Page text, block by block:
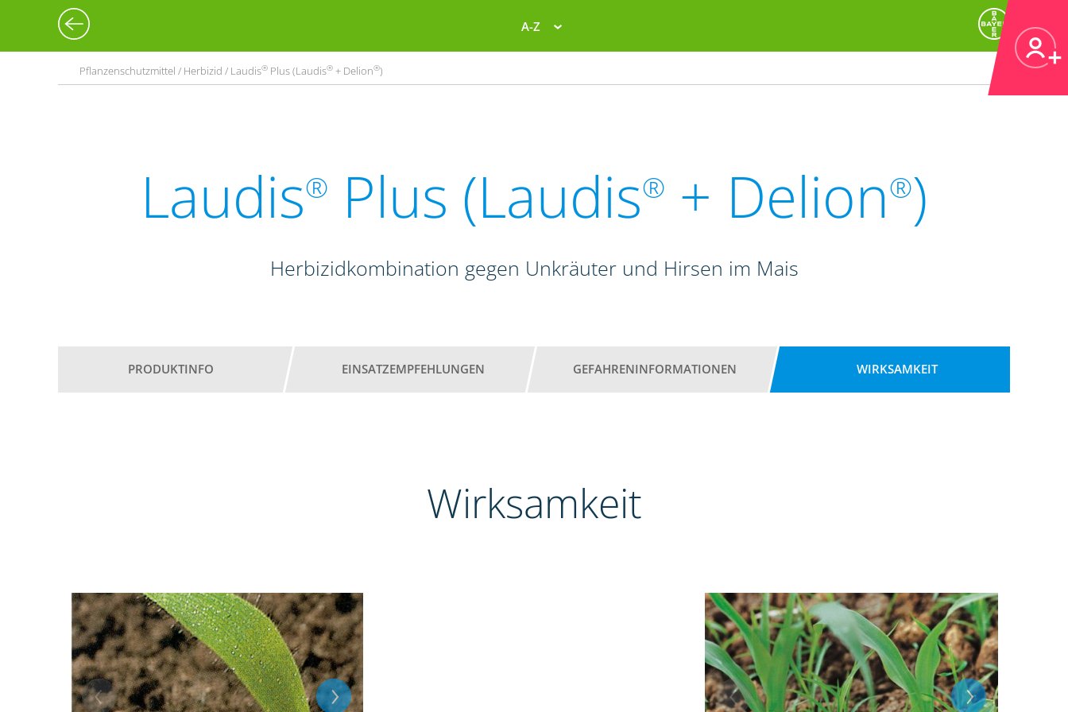
A-Z
Pflanzenschutzmittel / Herbizid / Laudis® Plus (Laudis® + Delion®)
Laudis® Plus (Laudis® + Delion®)
Herbizidkombination gegen Unkräuter und Hirsen im Mais
PRODUKTINFO EINSATZEMPFEHLUNGEN GEFAHRENINFORMATIONEN WIRKSAMKEIT
Wirksamkeit